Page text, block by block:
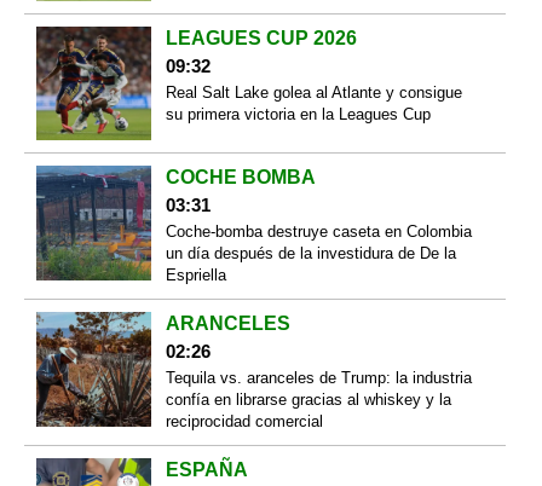
LEAGUES CUP 2026
09:32
Real Salt Lake golea al Atlante y consigue
su primera victoria en la Leagues Cup
COCHE BOMBA
03:31
Coche-bomba destruye caseta en Colombia
un día después de la investidura de De la
Espriella
ARANCELES
02:26
Tequila vs. aranceles de Trump: la industria
confía en librarse gracias al whiskey y la
reciprocidad comercial
ESPAÑA